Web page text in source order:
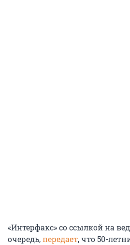
«Интерфакс» со ссылкой на
очередь,передает, что 50-